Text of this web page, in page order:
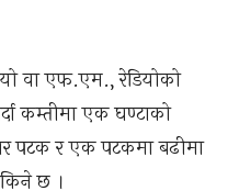
वा एफ.एम., रेडियोको
कम्तीमा एक घण्टाको
पटक र एक पटकमा बढीमा
छ ।